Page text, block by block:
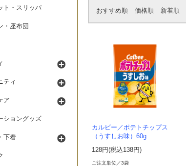
おすすめ順 価格順 新着順
カルビー／ポテトチップス
（うすしお味）60g
128円(税込138円)
ご注文単位／3袋
ト・スリッパ
・座布団
ティ
ア
ショングッズ
下着